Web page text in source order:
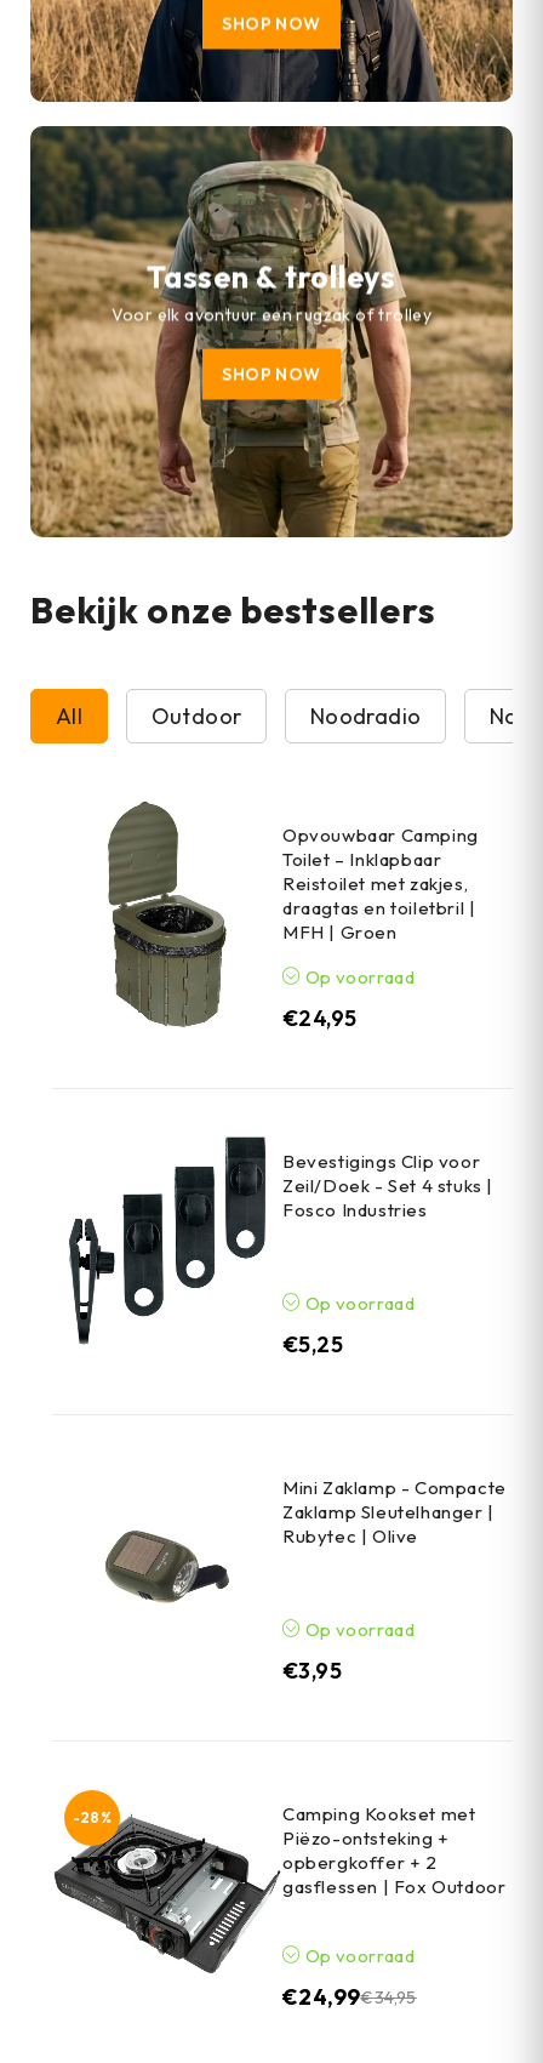
SHOP NOW
Tassen & trolleys
Voor elk avontuur een rugzak of trolley
SHOP NOW
Bekijk onze bestsellers
All Outdoor Noodradio
Opvouwbaar Camping
Toilet – Inklapbaar
Reistoilet met zakjes,
draagtas en toiletbril |
MFH | Groen
Op voorraad
€24,95
Bevestigings Clip voor
Zeil/Doek - Set 4 stuks |
Fosco Industries
Op voorraad
€5,25
Mini Zaklamp - Compacte
Zaklamp Sleutelhanger |
Rubytec | Olive
Op voorraad
€3,95
-28%
Camping Kookset met
Piëzo-ontsteking +
opbergkoffer + 2
gasflessen | Fox Outdoor
Op voorraad
€34,95
€24,99